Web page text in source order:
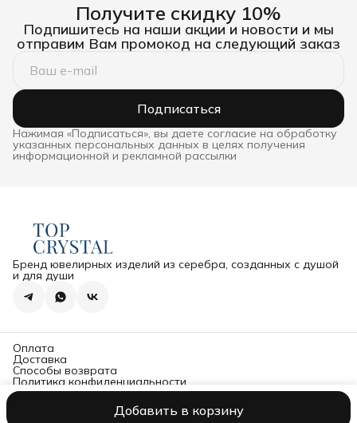
Добавить в корзину
Получите скидку 10%
Подпишитесь на наши акции и новости и мы
отправим Вам промокод на следующий заказ
Подписаться
Нажимая «Подписаться», вы даете согласие на обработку
указанных персональных данных в целях получения
информационной и рекламной рассылки
Бренд ювелирных изделий из серебра, созданных с душой
и для души
Оплата
Доставка
Способы возврата
Политика конфиденциальности
Оферта
Политика обработки и защиты персональных данных